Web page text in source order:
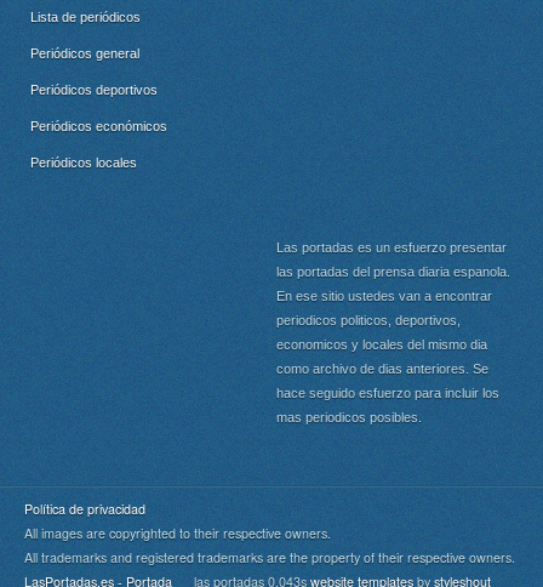
Lista de periódicos
Periódicos general
Periódicos deportivos
Periódicos económicos
Periódicos locales
Las portadas es un esfuerzo presentar
las portadas del prensa diaria espanola.
En ese sitio ustedes van a encontrar
periodicos politicos, deportivos,
economicos y locales del mismo dia
como archivo de dias anteriores. Se
hace seguido esfuerzo para incluir los
mas periodicos posibles.
Política de privacidad
All images are copyrighted to their respective owners.
All trademarks and registered trademarks are the property of their respective owners.
LasPortadas.es - Portada las portadas 0.043s website templates by styleshout